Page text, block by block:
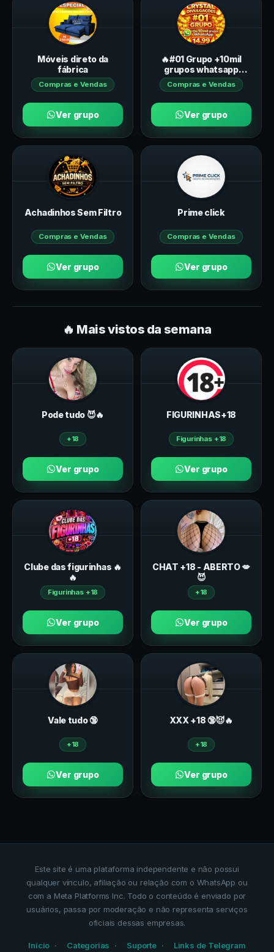
Móveis direto da
fábrica
Compras e Vendas
Ver grupo
🔥#01 Grupo +10mil
grupos whatsapp
apenas 14,99
Divulgação
Compras e Vendas
Ver grupo
Achadinhos Sem Filtro
Compras e Vendas
Ver grupo
Prime click
Compras e Vendas
Ver grupo
🔥 Mais vistos da semana
Pode tudo 😈🔥
+18
Ver grupo
FIGURINHAS+18
Figurinhas +18
Ver grupo
Clube das figurinhas 🔥
🔥
Figurinhas +18
Ver grupo
CHAT +18 - ABERTO 💋
😈
+18
Ver grupo
Vale tudo 🔞
+18
Ver grupo
ХXХ +18 🔞😈🔥
+18
Ver grupo
Este site é uma plataforma independente e não possui
qualquer vínculo, afiliação ou relação com o WhatsApp ou
com a Meta Platforms Inc. Todo o conteúdo é enviado por
usuários, passa por moderação e não representa serviços
oficiais dessas empresas.
Início Categorias Suporte Links de Telegram